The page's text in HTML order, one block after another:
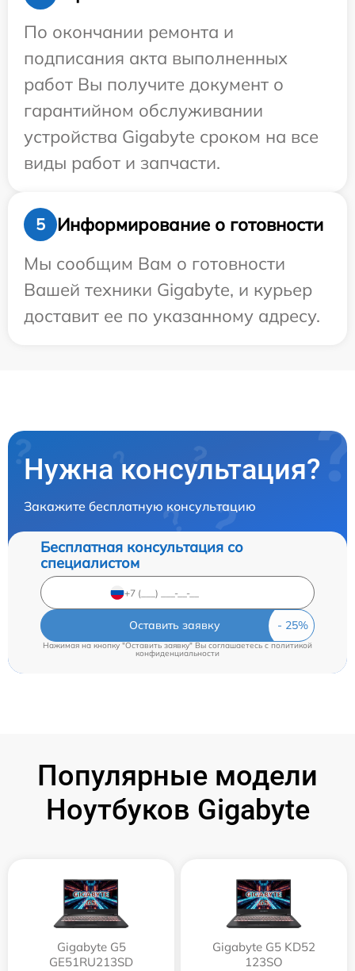
По окончании ремонта и
подписания акта выполненных
работ Вы получите документ о
гарантийном обслуживании
устройства Gigabyte сроком на все
виды работ и запчасти.
5
Информирование о готовности
Мы сообщим Вам о готовности
Вашей техники Gigabyte, и курьер
доставит ее по указанному адресу.
Нужна консультация?
Закажите бесплатную консультацию
Бесплатная консультация со
специалистом
Оставить заявку
Нажимая на кнопку "Оставить заявку" Вы соглашаетесь c политикой
конфиденциальности
Популярные модели
Ноутбуков Gigabyte
Gigabyte G5
GE51RU213SD
Gigabyte G5 KD52
123SO